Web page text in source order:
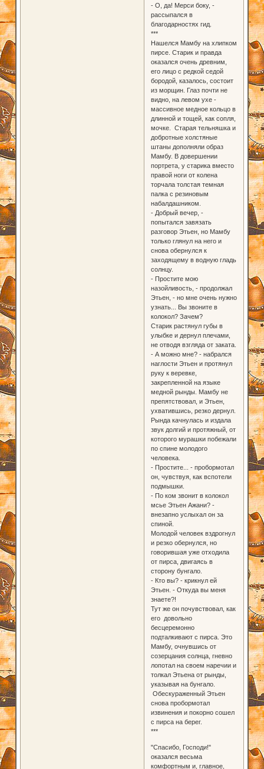
- О, да! Мерси боку, -
рассыпался в
благодарностях гид.
***
Нашелся Мамбу на хлипком
пирсе. Старик и правда
оказался очень древним,
его лицо с редкой седой
бородой, казалось, состоит
из морщин. Глаз почти не
видно, на левом ухе -
массивное медное кольцо в
длинной и тощей, как сопля,
мочке. Старая тельняшка и
добротные холстяные
штаны дополняли образ
Мамбу. В довершении
портрета, у старика вместо
правой ноги от колена
торчала толстая темная
палка с резиновым
набалдашником.
- Добрый вечер, -
попытался завязать
разговор Этьен, но Мамбу
только глянул на него и
снова обернулся к
заходящему в водную гладь
солнцу.
- Простите мою
назойливость, - продолжал
Этьен, - но мне очень нужно
узнать... Вы звоните в
колокол? Зачем?
Старик растянул губы в
улыбке и дернул плечами,
не отводя взгляда от заката.
- А можно мне? - набрался
наглости Этьен и протянул
руку к веревке,
закрепленной на языке
медной рынды. Мамбу не
препятствовал, и Этьен,
ухватившись, резко дернул.
Рында качнулась и издала
звук долгий и протяжный, от
которого мурашки побежали
по спине молодого
человека.
- Простите... - пробормотал
он, чувствуя, как вспотели
подмышки.
- По ком звонит в колокол
мсье Этьен Ажани? -
внезапно услыхал он за
спиной.
Молодой человек вздрогнул
и резко обернулся, но
говорившая уже отходила
от пирса, двигаясь в
сторону бунгало.
- Кто вы? - крикнул ей
Этьен. - Откуда вы меня
знаете?!
Тут же он почувствовал, как
его довольно
бесцеремонно
подталкивают с пирса. Это
Мамбу, очнувшись от
созерцания солнца, гневно
лопотал на своем наречии и
толкал Этьена от рынды,
указывая на бунгало.
Обескураженный Этьен
снова пробормотал
извинения и покорно сошел
с пирса на берег.
***
"Спасибо, Господи!"
оказался весьма
комфортным и, главное,